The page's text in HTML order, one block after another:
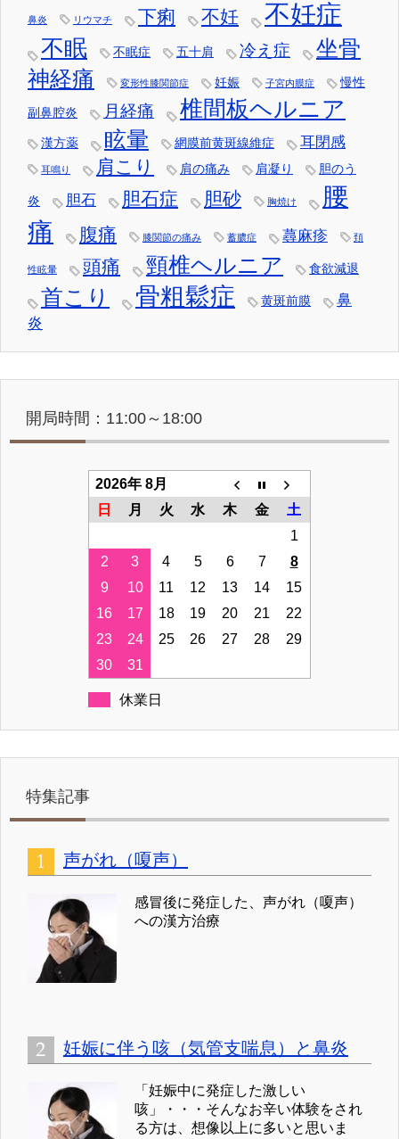
鼻炎 リウマチ 下痢 不妊 不妊症
不眠 不眠症 五十肩 冷え症
坐骨
神経痛
変形性膝関節症 妊娠 子宮内膜症 慢性
副鼻腔炎 月経痛 椎間板ヘルニア
漢方薬 眩暈 網膜前黄斑線維症 耳閉感
耳鳴り 肩こり 肩の痛み 肩凝り 胆のう
炎 胆石 胆石症 胆砂 胸焼け
腰
痛
腹痛 膝関節の痛み 蓄膿症 蕁麻疹 頚
性眩暈 頭痛 頸椎ヘルニア 食欲減退
首こり 骨粗鬆症 黄斑前膜
鼻
炎
開局時間：11:00～18:00
2026年 8月
日
月 火 水 木 金
土
1
2
3 4 5 6 7
8
9
10 11 12 13 14
15
16
17 18 19 20 21
22
23
24 25 26 27 28
29
30
31
休業日
特集記事
声がれ（嗄声）
感冒後に発症した、声がれ（嗄声）
への漢方治療
妊娠に伴う咳（気管支喘息）と鼻炎
「妊娠中に発症した激しい
咳」・・・そんなお辛い体験をされ
る方は、想像以上に多いと思いま